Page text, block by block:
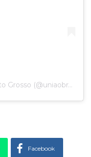
A post shared by União Brasil Mato Grosso (@uniaobrasilmt)
Facebook